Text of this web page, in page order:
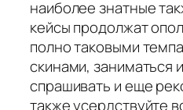
наиболее знатные
кейсы продолжат
полно таковыми
скинами, заниматься
спрашивать и еще
также усердствуйте